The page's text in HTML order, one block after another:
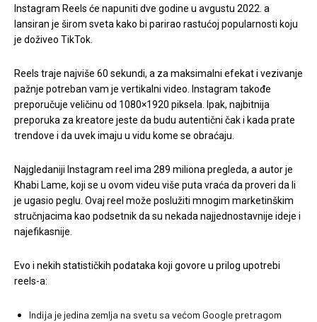
Instagram Reels će napuniti dve godine u avgustu 2022. a
lansiran je širom sveta kako bi parirao rastućoj popularnosti koju
je doživeo TikTok.
Reels traje najviše 60 sekundi, a za maksimalni efekat i vezivanje
pažnje potreban vam je vertikalni video. Instagram takođe
preporučuje veličinu od 1080×1920 piksela. Ipak, najbitnija
preporuka za kreatore jeste da budu autentični čak i kada prate
trendove i da uvek imaju u vidu kome se obraćaju.
Najgledaniji Instagram reel ima 289 miliona pregleda, a autor je
Khabi Lame, koji se u ovom videu više puta vraća da proveri da li
je ugasio peglu. Ovaj reel može poslužiti mnogim marketinškim
stručnjacima kao podsetnik da su nekada najjednostavnije ideje i
najefikasnije.
Evo i nekih statističkih podataka koji govore u prilog upotrebi
reels-a:
Indija je jedina zemlja na svetu sa većom Google pretragom